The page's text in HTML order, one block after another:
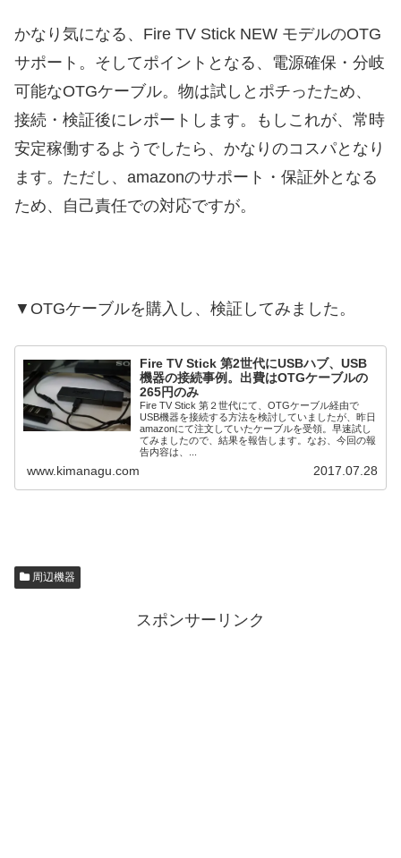
かなり気になる、Fire TV Stick NEW モデルのOTG
サポート。そしてポイントとなる、電源確保・分岐
可能なOTGケーブル。物は試しとポチったため、
接続・検証後にレポートします。もしこれが、常時
安定稼働するようでしたら、かなりのコスパとなり
ます。ただし、amazonのサポート・保証外となる
ため、自己責任での対応ですが。
▼OTGケーブルを購入し、検証してみました。
Fire TV Stick 第2世代にUSBハブ、USB
機器の接続事例。出費はOTGケーブルの
265円のみ
Fire TV Stick 第２世代にて、OTGケーブル経由で
USB機器を接続する方法を検討していましたが、昨日
amazonにて注文していたケーブルを受領。早速試し
てみましたので、結果を報告します。なお、今回の報
告内容は、...
www.kimanagu.com 2017.07.28
周辺機器
スポンサーリンク